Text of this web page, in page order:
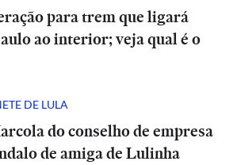
para trem que ligará
ao interior; veja qual é o
DE LULA
do conselho de empresa
de amiga de Lulinha